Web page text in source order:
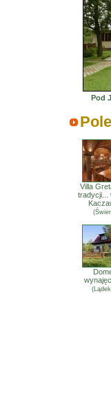
Pod
Pole
Villa
tradycji...